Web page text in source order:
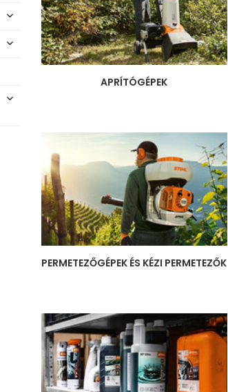
APRÍTÓGÉPEK
PERMETEZŐGÉPEK ÉS KÉZI PERMETEZŐK